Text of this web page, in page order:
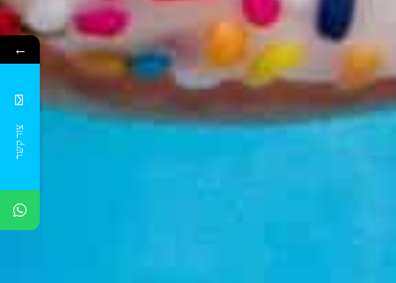
←
צור קשר